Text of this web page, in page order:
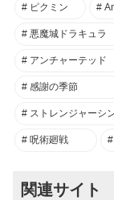
ピクミン
悪魔城ドラキュラ
アンチャーテッド
感謝の季節
ストレンジャーシ
呪術廻戦
関連サイト